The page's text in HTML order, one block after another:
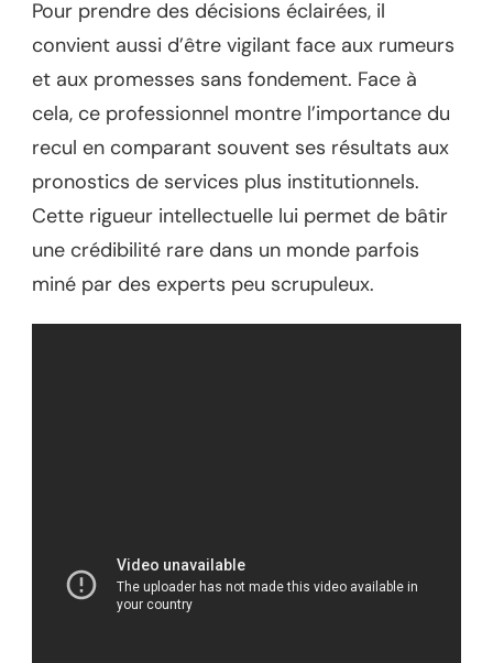
Pour prendre des décisions éclairées, il
convient aussi d’être vigilant face aux rumeurs
et aux promesses sans fondement. Face à
cela, ce professionnel montre l’importance du
recul en comparant souvent ses résultats aux
pronostics de services plus institutionnels.
Cette rigueur intellectuelle lui permet de bâtir
une crédibilité rare dans un monde parfois
miné par des experts peu scrupuleux.